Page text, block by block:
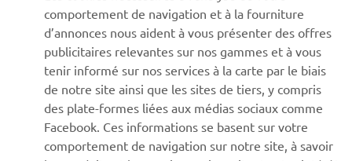
PLUS DE YAMAHA
SOUTIEN
BULLETIN
Soyez le premier à connaître les dernières offres, les événements
comportement de navigation et à la fourniture
d’annonces nous aident à vous présenter des offres
publicitaires relevantes sur nos gammes et à vous
tenir informé sur nos services à la carte par le biais
de notre site ainsi que les sites de tiers, y compris
des plate-formes liées aux médias sociaux comme
Facebook. Ces informations se basent sur votre
comportement de navigation sur notre site, à savoir